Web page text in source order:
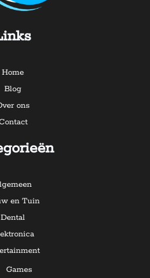
Home
Blog
ons
en Tuin
Dental
Games